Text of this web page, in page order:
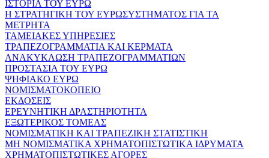
ΙΣΤΟΡΙΑ ΤΟΥ ΕΥΡΩ
Η ΣΤΡΑΤΗΓΙΚΗ ΤΟΥ ΕΥΡΩΣΥΣΤΗΜΑΤΟΣ ΓΙΑ ΤΑ
ΜΕΤΡΗΤΑ
ΤΑΜΕΙΑΚΕΣ ΥΠΗΡΕΣΙΕΣ
ΤΡΑΠΕΖΟΓΡΑΜΜΑΤΙΑ ΚΑΙ ΚΕΡΜΑΤΑ
ΑΝΑΚΥΚΛΩΣΗ ΤΡΑΠΕΖΟΓΡΑΜΜΑΤΙΩΝ
ΠΡΟΣΤΑΣΙΑ ΤΟΥ ΕΥΡΩ
ΨΗΦΙΑΚΟ ΕΥΡΩ
ΝΟΜΙΣΜΑΤΟΚΟΠΕΙΟ
ΕΚΔΟΣΕΙΣ
ΕΡΕΥΝΗΤΙΚΗ ΔΡΑΣΤΗΡΙΟΤΗΤΑ
ΕΞΩΤΕΡΙΚΟΣ ΤΟΜΕΑΣ
ΝΟΜΙΣΜΑΤΙΚΗ ΚΑΙ ΤΡΑΠΕΖΙΚΗ ΣΤΑΤΙΣΤΙΚΗ
ΜΗ ΝΟΜΙΣΜΑΤΙΚΑ ΧΡΗΜΑΤΟΠΙΣΤΩΤΙΚΑ ΙΔΡΥΜΑΤΑ
ΧΡΗΜΑΤΟΠΙΣΤΩΤΙΚΕΣ ΑΓΟΡΕΣ